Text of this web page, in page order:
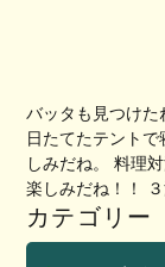
バッタも見つけた
日たてたテント
しみだね。 料理
楽しみだね！！
カテゴリー